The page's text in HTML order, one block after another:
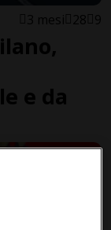
3 mesi 28 9
e da